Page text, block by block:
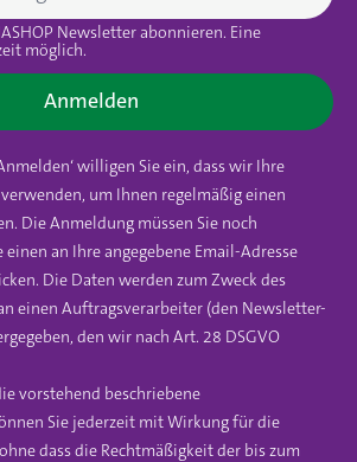
Newsletter abonnieren. Eine
möglich.
Anmelden
willigen Sie ein, dass wir Ihre
um Ihnen regelmäßig einen
Die Anmeldung müssen Sie noch
an Ihre angegebene Email-Adresse
Die Daten werden zum Zweck des
einen Auftragsverarbeiter (den Newsletter-
den wir nach Art. 28 DSGVO
vorstehend beschriebene
Sie jederzeit mit Wirkung für die
dass die Rechtmäßigkeit der bis zum